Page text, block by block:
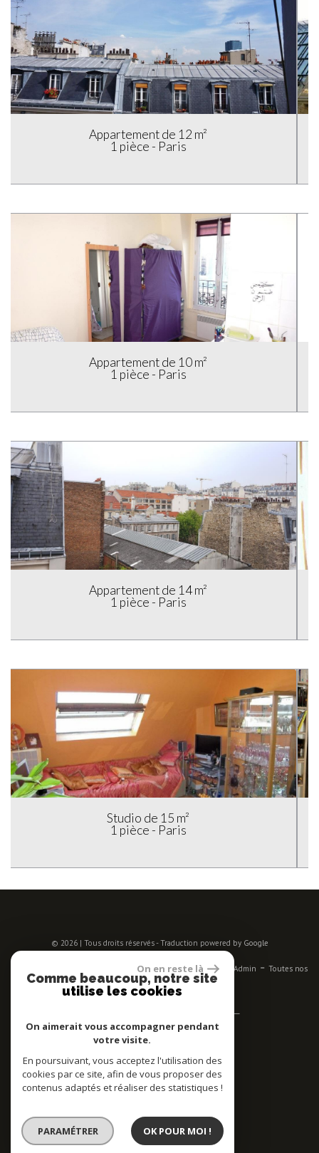
Studio de 10 m²
1 pièce - Paris
Appartement de 18.4 m²
1 pièce - Paris
Studio de 11 m²
1 pièce - Paris
Appartement de 9 m²
1 pièce - Paris
© 2026 | Tous droits réservés - Traduction powered by Google
Nos honoraires-Liens Admin - Toutes nos
annonces
Espace propriétaires
Adhérent
On en reste là
Comme beaucoup, notre site
utilise les cookies
On aimerait vous accompagner pendant
votre visite.
En poursuivant, vous acceptez l'utilisation des
cookies par ce site, afin de vous proposer des
contenus adaptés et réaliser des statistiques !
PARAMÉTRER OK POUR MOI !